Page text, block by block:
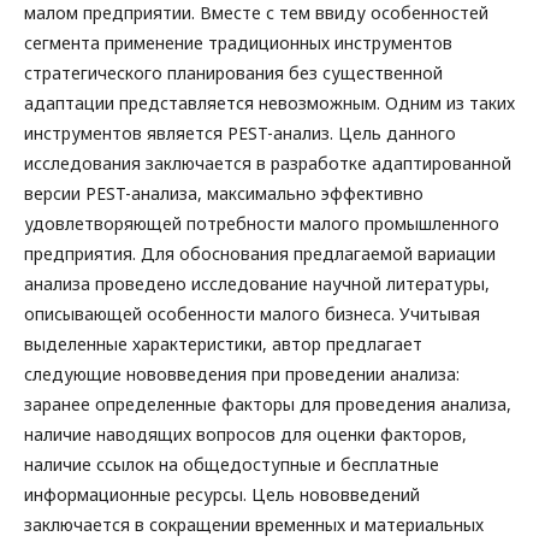
малом предприятии. Вместе с тем ввиду особенностей
сегмента применение традиционных инструментов
стратегического планирования без существенной
адаптации представляется невозможным. Одним из таких
инструментов является PEST-анализ. Цель данного
исследования заключается в разработке адаптированной
версии PEST-анализа, максимально эффективно
удовлетворяющей потребности малого промышленного
предприятия. Для обоснования предлагаемой вариации
анализа проведено исследование научной литературы,
описывающей особенности малого бизнеса. Учитывая
выделенные характеристики, автор предлагает
следующие нововведения при проведении анализа:
заранее определенные факторы для проведения анализа,
наличие наводящих вопросов для оценки факторов,
наличие ссылок на общедоступные и бесплатные
информационные ресурсы. Цель нововведений
заключается в сокращении временных и материальных